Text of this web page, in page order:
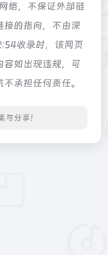
络，不保证外部链
接的指向，不由深
收录时，该网页
容如出现违规，可
承担任何责任。
分享！